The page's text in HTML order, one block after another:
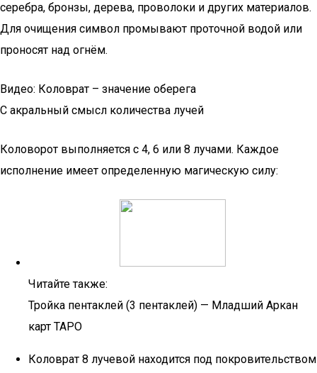
серебра, бронзы, дерева, проволоки и других материалов.
Для очищения символ промывают проточной водой или
проносят над огнём.
Видео: Коловрат – значение оберега
С акральный смысл количества лучей
Коловорот выполняется с 4, 6 или 8 лучами. Каждое
исполнение имеет определенную магическую силу:
Читайте также:
Тройка пентаклей (3 пентаклей) — Младший Аркан
карт ТАРО
Коловрат 8 лучевой находится под покровительством